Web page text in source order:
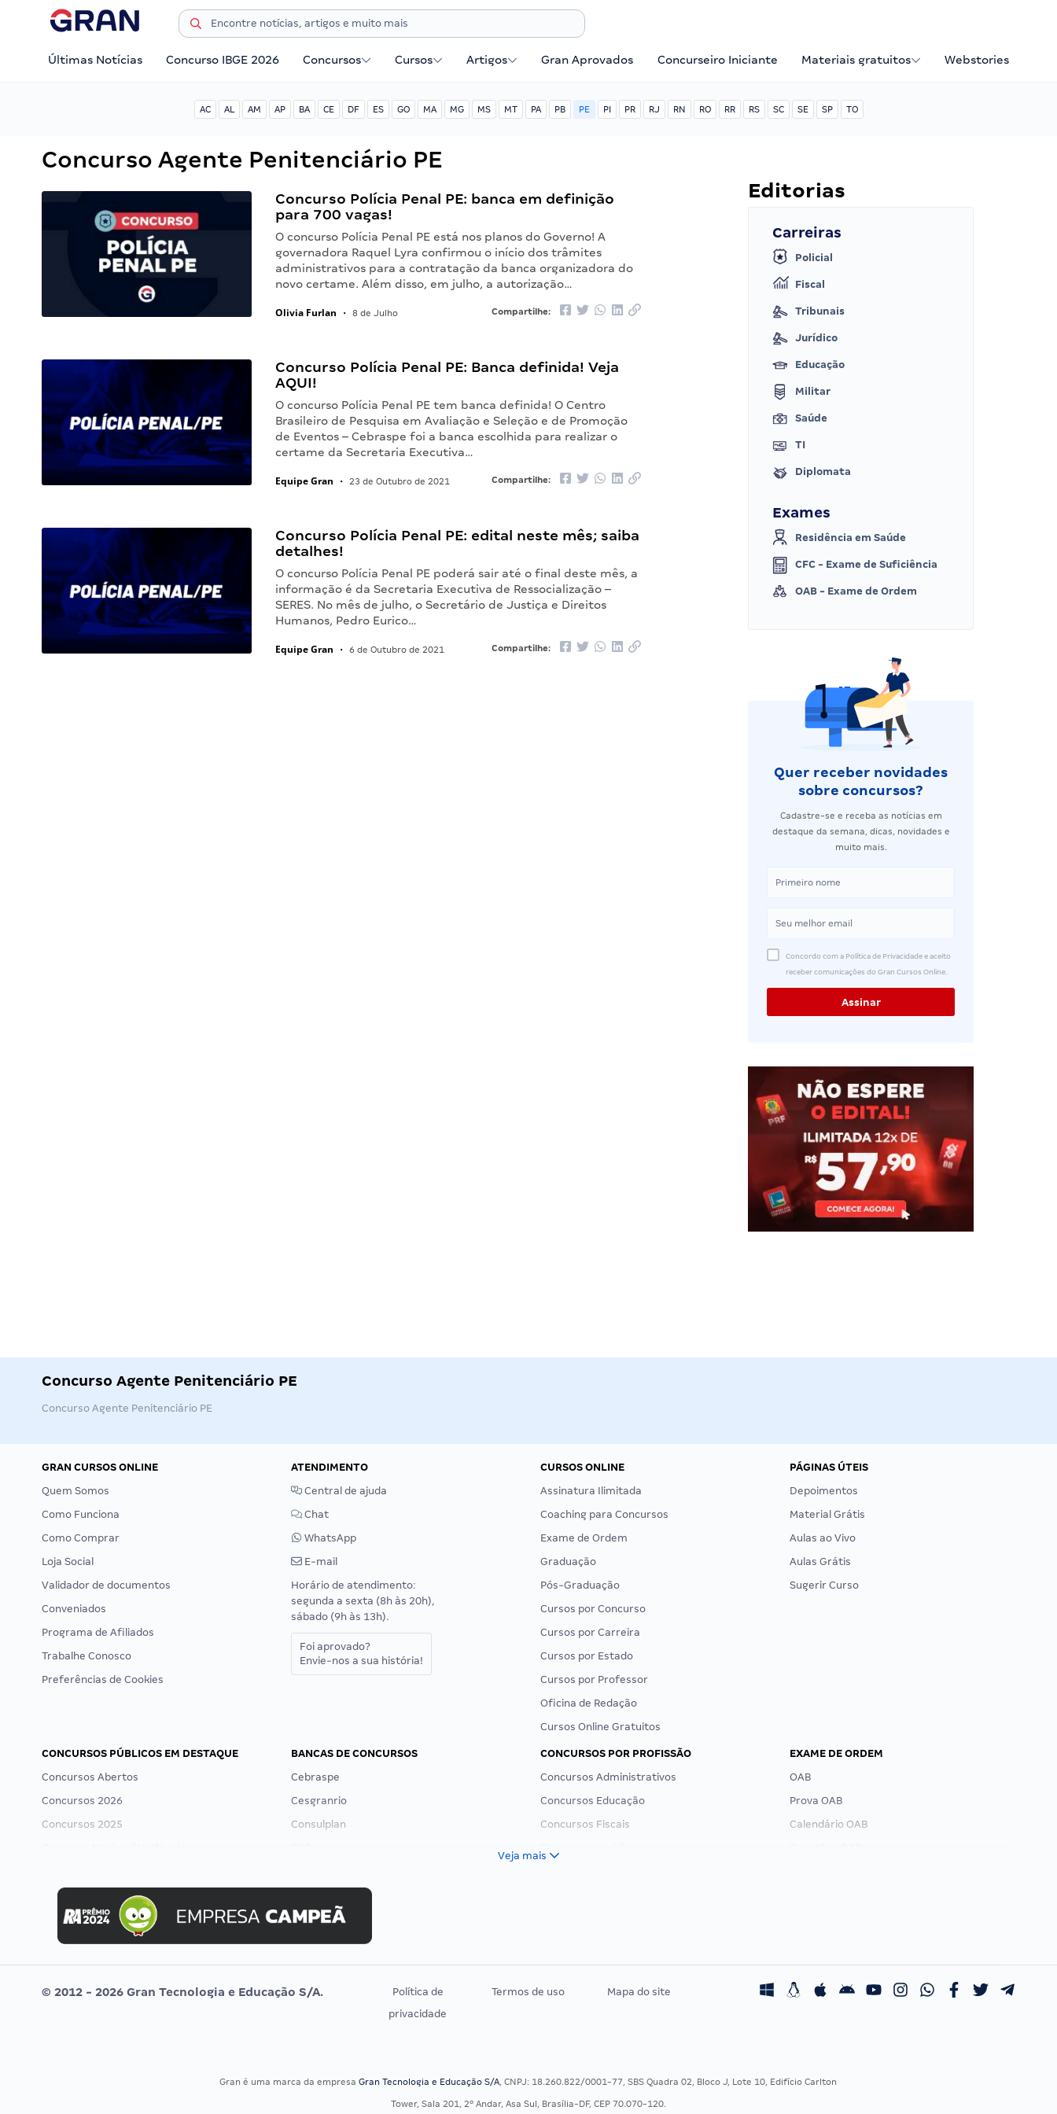
Últimas Notícias Concurso IBGE 2026 Concursos Cursos Artigos Gran Aprovados Concurseiro Iniciante Materiais gratuitos Webstories
AC AL AM AP BA CE DF ES GO MA MG MS MT PA PB PE PI PR RJ RN RO RR RS SC SE SP TO
Concurso Agente Penitenciário PE
Concurso Polícia Penal PE: banca em definição
para 700 vagas!
O concurso Polícia Penal PE está nos planos do Governo! A
governadora Raquel Lyra confirmou o início dos trâmites
administrativos para a contratação da banca organizadora do
novo certame. Além disso, em julho, a autorização…
Olivia Furlan • 8 de Julho Compartilhe:
Concurso Polícia Penal PE: Banca definida! Veja
AQUI!
O concurso Polícia Penal PE tem banca definida! O Centro
Brasileiro de Pesquisa em Avaliação e Seleção e de Promoção
de Eventos – Cebraspe foi a banca escolhida para realizar o
certame da Secretaria Executiva…
Equipe Gran • 23 de Outubro de 2021 Compartilhe:
Concurso Polícia Penal PE: edital neste mês; saiba
detalhes!
O concurso Polícia Penal PE poderá sair até o final deste mês, a
informação é da Secretaria Executiva de Ressocialização –
SERES. No mês de julho, o Secretário de Justiça e Direitos
Humanos, Pedro Eurico…
Equipe Gran • 6 de Outubro de 2021 Compartilhe:
Editorias
Carreiras
Policial
Fiscal
Tribunais
Jurídico
Educação
Militar
Saúde
TI
Diplomata
Exames
Residência em Saúde
CFC - Exame de Suficiência
OAB - Exame de Ordem
Quer receber novidades
sobre concursos?
Cadastre-se e receba as notícias em
destaque da semana, dicas, novidades e
muito mais.
Concordo com a Política de Privacidade e aceito
receber comunicações do Gran Cursos Online.
Concurso Agente Penitenciário PE
Concurso Agente Penitenciário PE
GRAN CURSOS ONLINE
Quem Somos
Como Funciona
Como Comprar
Loja Social
Validador de documentos
Conveniados
Programa de Afiliados
Trabalhe Conosco
Preferências de Cookies
ATENDIMENTO
Central de ajuda
Chat
WhatsApp
E-mail
Horário de atendimento:
segunda a sexta (8h às 20h),
sábado (9h às 13h).
Foi aprovado?
Envie-nos a sua história!
CURSOS ONLINE
Assinatura Ilimitada
Coaching para Concursos
Exame de Ordem
Graduação
Pós-Graduação
Cursos por Concurso
Cursos por Carreira
Cursos por Estado
Cursos por Professor
Oficina de Redação
Cursos Online Gratuitos
PÁGINAS ÚTEIS
Depoimentos
Material Grátis
Aulas ao Vivo
Aulas Grátis
Sugerir Curso
CONCURSOS PÚBLICOS EM DESTAQUE
Concursos Abertos
Concursos 2026
Concursos 2025
Concurso MPU
Editais publicados
BANCAS DE CONCURSOS
Cebraspe
Cesgranrio
Consulplan
Selecon
Uniase
Vunesp
CONCURSOS POR PROFISSÃO
Concursos Administrativos
Concursos Educação
Concursos Fiscais
Residência Multiprofissional
EXAME DE ORDEM
OAB
Prova OAB
Calendário OAB
Veja mais
© 2012 - 2026 Gran Tecnologia e Educação S/A.
Política de
privacidade
Termos de uso Mapa do site
Gran é uma marca da empresaGran Tecnologia e Educação S/A, CNPJ: 18.260.822/0001-77, SBS Quadra 02, Bloco J, Lote 10, Edifício Carlton
Tower, Sala 201, 2º Andar, Asa Sul, Brasília-DF, CEP 70.070-120.